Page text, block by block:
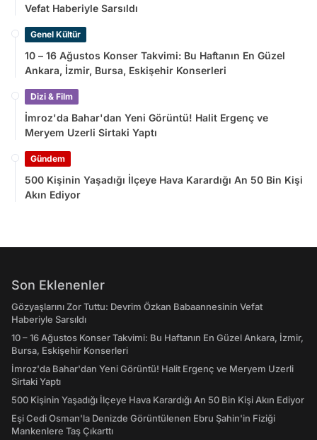
Vefat Haberiyle Sarsıldı
Genel Kültür
10 – 16 Ağustos Konser Takvimi: Bu Haftanın En Güzel
Ankara, İzmir, Bursa, Eskişehir Konserleri
Dizi & Film
İmroz'da Bahar'dan Yeni Görüntü! Halit Ergenç ve
Meryem Uzerli Sirtaki Yaptı
Gündem
500 Kişinin Yaşadığı İlçeye Hava Karardığı An 50 Bin Kişi
Akın Ediyor
Son Eklenenler
Gözyaşlarını Zor Tuttu: Devrim Özkan Babaannesinin Vefat
Haberiyle Sarsıldı
10 – 16 Ağustos Konser Takvimi: Bu Haftanın En Güzel Ankara, İzmir,
Bursa, Eskişehir Konserleri
İmroz'da Bahar'dan Yeni Görüntü! Halit Ergenç ve Meryem Uzerli
Sirtaki Yaptı
500 Kişinin Yaşadığı İlçeye Hava Karardığı An 50 Bin Kişi Akın Ediyor
Eşi Cedi Osman'la Denizde Görüntülenen Ebru Şahin'in Fiziği
Mankenlere Taş Çıkarttı